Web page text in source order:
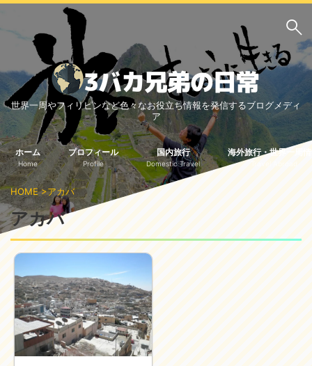
サイト内検索
3バカ兄弟のブログ
三男：増田っちのブロ
グ
次男：タクジのブログ
長男：Yoshiのブログ
ビジネス・ライフハック
車関係
生活の知恵
国内旅行
中部
北海道・東北
近畿
世界一周ブログ
世界一周やフィリピンなど色々なお役立ち情報を発信するブログメディ
ア
ホーム
Home
プロフィール
Profile
国内旅行
Domestic Travel
海外旅行・世界一周
HOME>アカバ
アカバ